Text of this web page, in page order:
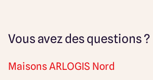
Vous avez des questions ?
Maisons ARLOGIS Nord